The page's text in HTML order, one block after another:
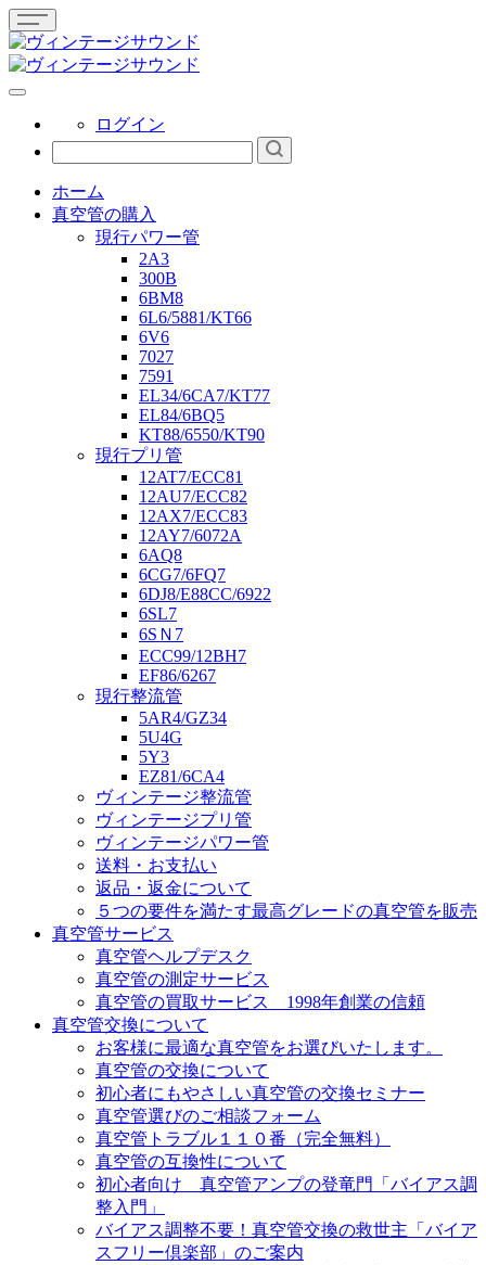
ログイン
ホーム
真空管の購入
現行パワー管
2A3
300B
6BM8
6L6/5881/KT66
6V6
7027
7591
EL34/6CA7/KT77
EL84/6BQ5
KT88/6550/KT90
現行プリ管
12AT7/ECC81
12AU7/ECC82
12AX7/ECC83
12AY7/6072A
6AQ8
6CG7/6FQ7
6DJ8/E88CC/6922
6SL7
6SＮ7
ECC99/12BH7
EF86/6267
現行整流管
5AR4/GZ34
5U4G
5Y3
EZ81/6CA4
ヴィンテージ整流管
ヴィンテージプリ管
ヴィンテージパワー管
送料・お支払い
返品・返金について
５つの要件を満たす最高グレードの真空管を販売
真空管サービス
真空管ヘルプデスク
真空管の測定サービス
真空管の買取サービス 1998年創業の信頼
真空管交換について
お客様に最適な真空管をお選びいたします。
真空管の交換について
初心者にもやさしい真空管の交換セミナー
真空管選びのご相談フォーム
真空管トラブル１１０番（完全無料）
真空管の互換性について
初心者向け 真空管アンプの登竜門「バイアス調
整入門」
バイアス調整不要！真空管交換の救世主「バイア
スフリー倶楽部」のご案内